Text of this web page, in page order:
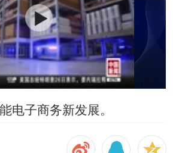
电子商务新发展。